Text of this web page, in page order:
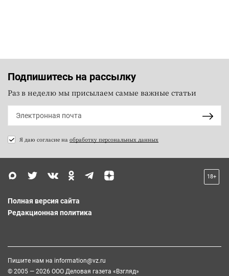
Подпишитесь на рассылку
Раз в неделю мы присылаем самые важные статьи
Я даю согласие на обработку персональных данных
18+
Полная версия сайта
Редакционная политика
Пишите нам на information@vz.ru
© 2005 — 2026 ООО Деловая газета «Взгляд»